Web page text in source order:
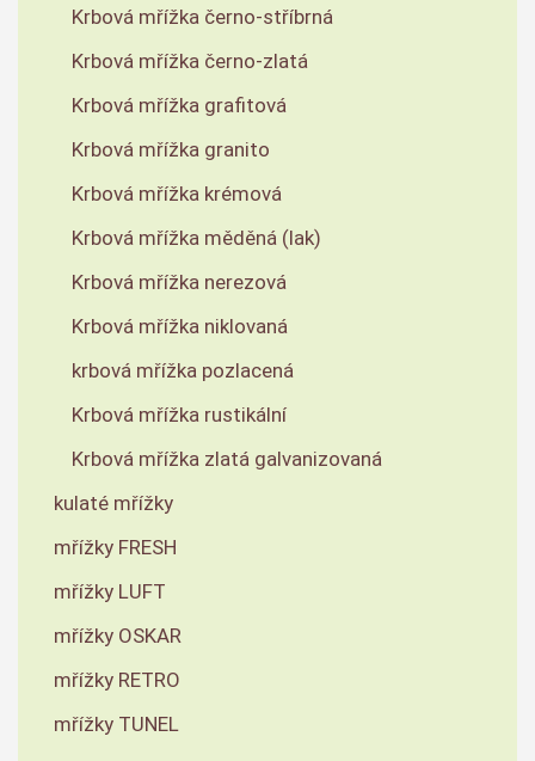
Krbová mřížka černo-stříbrná
Krbová mřížka černo-zlatá
Krbová mřížka grafitová
Krbová mřížka granito
Krbová mřížka krémová
Krbová mřížka měděná (lak)
Krbová mřížka nerezová
Krbová mřížka niklovaná
krbová mřížka pozlacená
Krbová mřížka rustikální
Krbová mřížka zlatá galvanizovaná
kulaté mřížky
mřížky FRESH
mřížky LUFT
mřížky OSKAR
mřížky RETRO
mřížky TUNEL